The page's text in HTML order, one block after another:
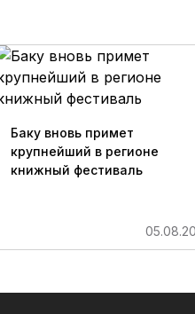
Баку вновь примет
крупнейший в регионе
книжный фестиваль